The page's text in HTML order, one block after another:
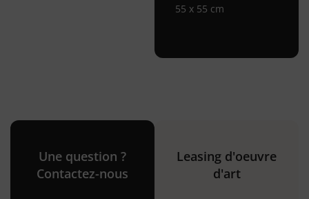
55 x 55 cm
Une question ?
Contactez-nous
Leasing d'oeuvre
d'art